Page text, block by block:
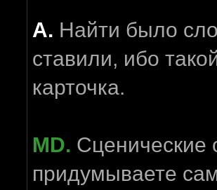
А. Найти было
ставили, ибо
карточка.
MD.
придумываете